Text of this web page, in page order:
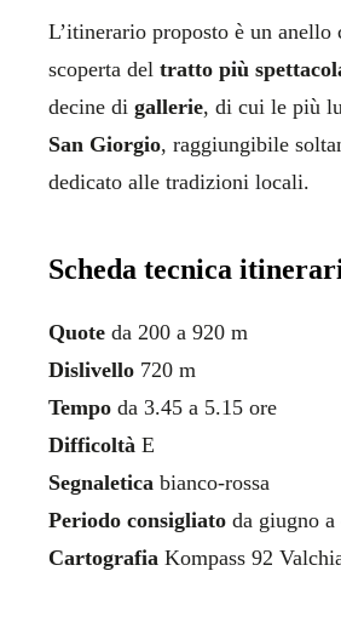
L’itinerario proposto è un
scoperta del tratto più
decine di gallerie, di cui le più
San Giorgio, raggiungibile
dedicato alle tradizioni locali.
Scheda tecnica
Quote da 200 a 920 m
Dislivello 720 m
Tempo da 3.45 a 5.15 ore
Difficoltà E
Segnaletica bianco-rossa
Periodo consigliato da giugno a
Cartografia Kompass 92